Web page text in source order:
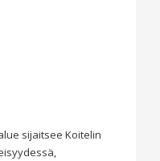
sijaitsee Koitelin